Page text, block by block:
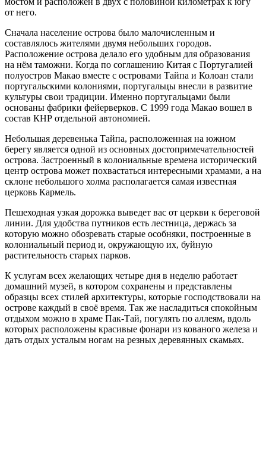
от него.
Сначала население острова было малочисленным и
составлялось жителями двумя небольших городов.
Расположение острова делало его удобным для образования
на нём таможни. Когда по соглашению Китая с Португалией
полуостров Макао вместе с островами Тайпа и Колоан стали
португальскими колониями, португальцы внесли в развитие
культуры свои традиции. Именно португальцами были
основаны фабрики фейерверков. С 1999 года Макао вошел в
состав КНР отдельной автономией.
Небольшая деревенька Тайпа, расположенная на южном
берегу является одной из основных достопримечательностей
острова. Застроенный в колониальные времена исторический
центр острова может похвастаться интересными храмами, а на
склоне небольшого холма располагается самая известная
церковь Кармель.
Пешеходная узкая дорожка выведет вас от церкви к береговой
линии. Для удобства путников есть лестница, держась за
которую можно обозревать старые особняки, построенные в
колониальный период и, окружающую их, буйную
растительность старых парков.
К услугам всех желающих четыре дня в неделю работает
домашний музей, в котором сохранены и представлены
образцы всех стилей архитектуры, которые господствовали на
острове каждый в своё время. Так же насладиться спокойным
отдыхом можно в храме Пак-Тай, погулять по аллеям, вдоль
которых расположены красивые фонари из кованого железа и
дать отдых усталым ногам на резных деревянных скамьях.